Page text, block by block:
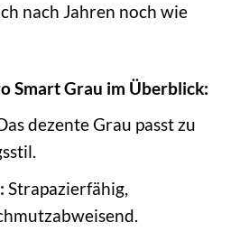
nach Jahren noch wie
Smart Grau im Überblick:
dezente Grau passt zu
Strapazierfähig,